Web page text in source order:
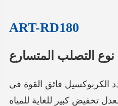
ART-RD180
نوع التصلب المتسارع
الكربوكسيل فائق القوة في
تخفيض كبير للغاية للمياه